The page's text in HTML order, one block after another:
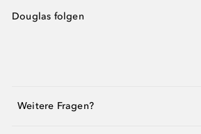
Douglas folgen
Weitere Fragen?